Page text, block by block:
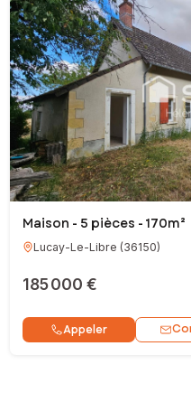
Maison - 5 pièces - 170m²
Lucay-Le-Libre (36150)
185 000 €
Appeler